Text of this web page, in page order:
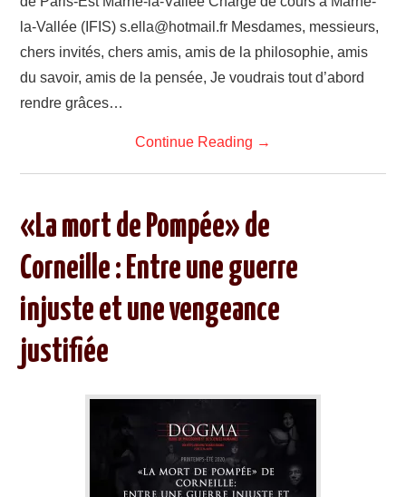
la-Vallée (IFIS) s.ella@hotmail.fr Mesdames, messieurs,
chers invités, chers amis, amis de la philosophie, amis
du savoir, amis de la pensée, Je voudrais tout d’abord
rendre grâces…
Continue Reading →
«La mort de Pompée» de
Corneille : Entre une guerre
injuste et une vengeance
justifiée